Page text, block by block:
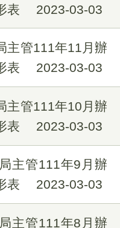
表 2023-03-03
主管111年11月辦
表
2023-03-03
主管111年10月辦
表
2023-03-03
主管111年9月辦
表
2023-03-03
主管111年8月辦